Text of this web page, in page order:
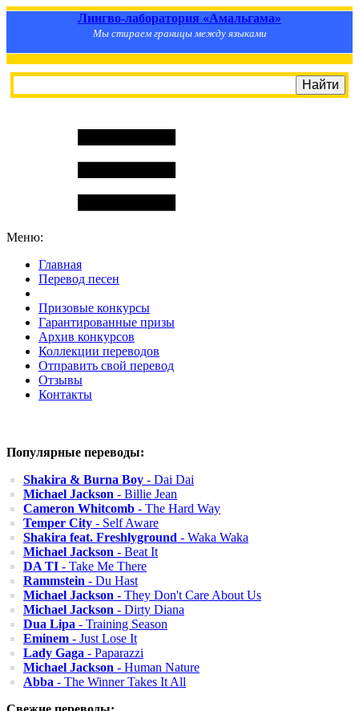
Лингво-лаборатория «Амальгама»
Мы стираем границы между языками
Меню:
Главная
Перевод песен
Призовые конкурсы
Гарантированные призы
Архив конкурсов
Коллекции переводов
Отправить свой перевод
Отзывы
Контакты
Популярные переводы:
Shakira & Burna Boy - Dai Dai
Michael Jackson - Billie Jean
Cameron Whitcomb - The Hard Way
Temper City - Self Aware
Shakira feat. Freshlyground - Waka Waka
Michael Jackson - Beat It
DA TI - Take Me There
Rammstein - Du Hast
Michael Jackson - They Don't Care About Us
Michael Jackson - Dirty Diana
Dua Lipa - Training Season
Eminem - Just Lose It
Lady Gaga - Paparazzi
Michael Jackson - Human Nature
Abba - The Winner Takes It All